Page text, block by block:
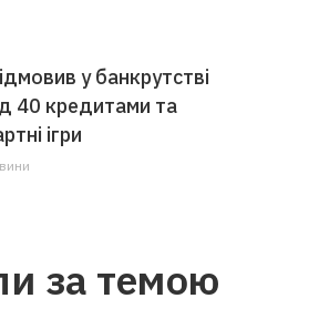
у банкрутстві
40 кредитами та
ігри
за темою